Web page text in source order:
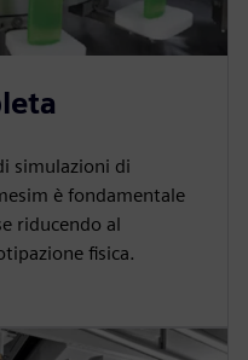
simulazioni di
è fondamentale
riducendo al
fisica.